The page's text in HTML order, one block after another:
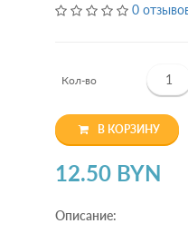
0
Кол-во
В КОРЗИНУ
12.50 BYN
Описание: